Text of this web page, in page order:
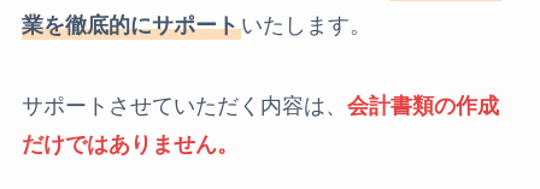
業を徹底的にサポートいたします。
サポートさせていただく内容は、 会計書類の作成
だけではありません。